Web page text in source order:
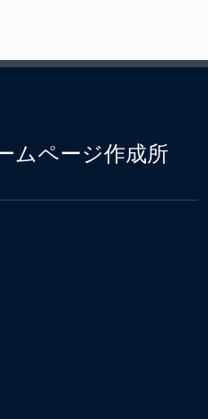
ムページ作成所